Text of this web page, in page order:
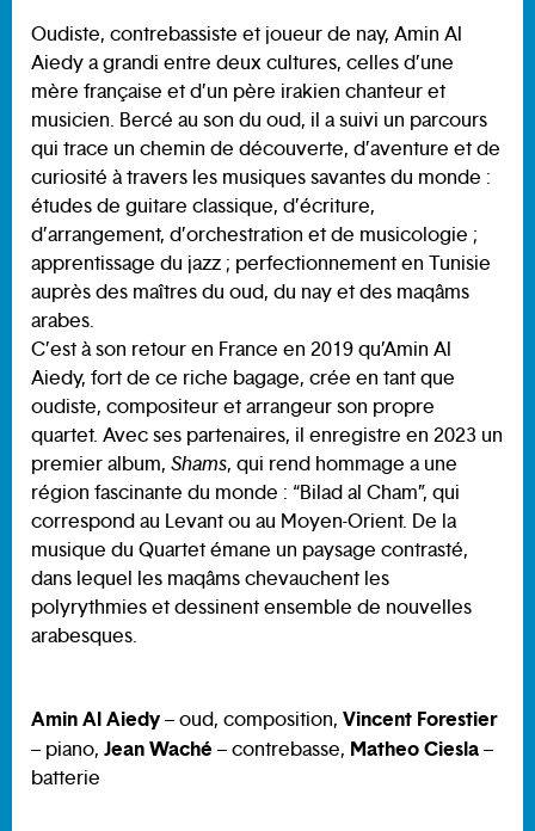
Oudiste, contrebassiste et joueur de nay, Amin Al
Aiedy a grandi entre deux cultures, celles d’une
mère française et d’un père irakien chanteur et
musicien. Bercé au son du oud, il a suivi un parcours
qui trace un chemin de découverte, d’aventure et de
curiosité à travers les musiques savantes du monde :
études de guitare classique, d’écriture,
d’arrangement, d’orchestration et de musicologie ;
apprentissage du jazz ; perfectionnement en Tunisie
auprès des maîtres du oud, du nay et des maqâms
arabes.
C’est à son retour en France en 2019 qu’Amin Al
Aiedy, fort de ce riche bagage, crée en tant que
oudiste, compositeur et arrangeur son propre
quartet. Avec ses partenaires, il enregistre en 2023 un
premier album, Shams, qui rend hommage a une
région fascinante du monde : “Bilad al Cham”, qui
correspond au Levant ou au Moyen-Orient. De la
musique du Quartet émane un paysage contrasté,
dans lequel les maqâms chevauchent les
polyrythmies et dessinent ensemble de nouvelles
arabesques.
Amin Al Aiedy– oud, composition, Vincent Forestier
– piano, Jean Waché – contrebasse, Matheo Ciesla–
batterie